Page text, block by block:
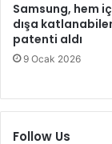
Samsung, hem
dışa
patenti aldı
9 Ocak 2026
Follow Us